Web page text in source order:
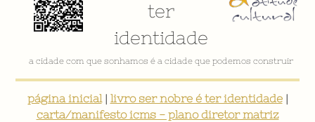
ter
identidade
a cidade com que sonhamos é a cidade que podemos construir
página inicial| livro ser nobre é ter identidade|
carta/manifesto icms - plano diretor matriz